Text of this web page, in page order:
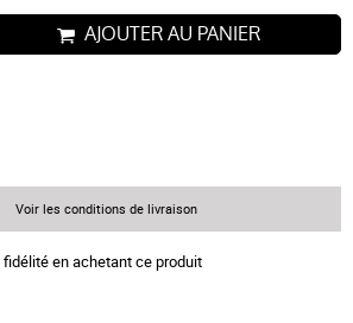
AJOUTER AU PANIER
en achetant ce produit
Voir les conditions de livraison